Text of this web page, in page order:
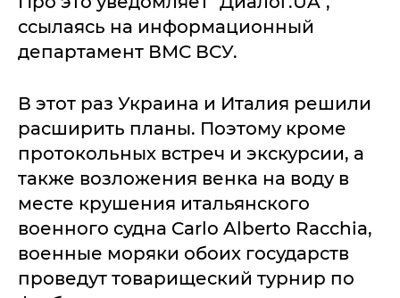
ссылаясь на информационный
департамент ВМС ВСУ.
В этот раз Украина и Италия решили
расширить планы. Поэтому кроме
протокольных встреч и экскурсии, а
также возложения венка на воду в
месте крушения итальянского
военного судна Carlo Alberto Racchia,
военные моряки обоих государств
проведут товарищеский турнир по